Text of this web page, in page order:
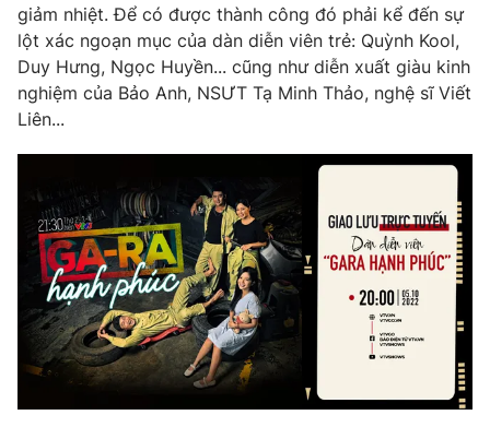
Thị trường
Tư vấn
Lịch phát sóng
Chuyên mục khác
Photo Infographic
Video Shorts video
VTV Money VTV Thể thao
Bất động sản
giảm nhiệt. Để có được thành công đó phải kể đến sự
lột xác ngoạn mục của dàn diễn viên trẻ: Quỳnh Kool,
Duy Hưng, Ngọc Huyền... cũng như diễn xuất giàu kinh
nghiệm của Bảo Anh, NSƯT Tạ Minh Thảo, nghệ sĩ Viết
Liên...